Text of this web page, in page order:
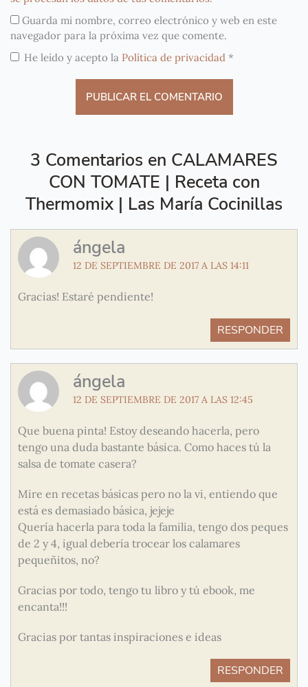
Guarda mi nombre, correo electrónico y web en este
navegador para la próxima vez que comente.
He leído y acepto la Política de privacidad *
3 Comentarios en CALAMARES
CON TOMATE | Receta con
Thermomix | Las María Cocinillas
ángela
12 DE SEPTIEMBRE DE 2017 A LAS 14:11
Gracias! Estaré pendiente!
RESPONDER
ángela
12 DE SEPTIEMBRE DE 2017 A LAS 12:45
Que buena pinta! Estoy deseando hacerla, pero
tengo una duda bastante básica. Como haces tú la
salsa de tomate casera?
Mire en recetas básicas pero no la vi, entiendo que
está es demasiado básica, jejeje
Quería hacerla para toda la familia, tengo dos peques
de 2 y 4, igual debería trocear los calamares
pequeñitos, no?
Gracias por todo, tengo tu libro y tú ebook, me
encanta!!!
Gracias por tantas inspiraciones e ideas
RESPONDER